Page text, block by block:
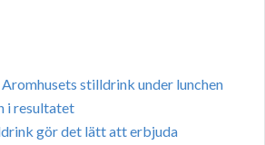
stilldrink under lunchen
i resultatet
gör det lätt att erbjuda